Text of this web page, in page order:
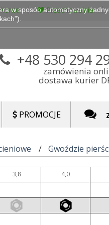
Przechowalnia
+48 530 294
zamówienia
dostawa kurier
PROMOCJE
Gwoździe
3,8
4,0
w sposób automatyczny